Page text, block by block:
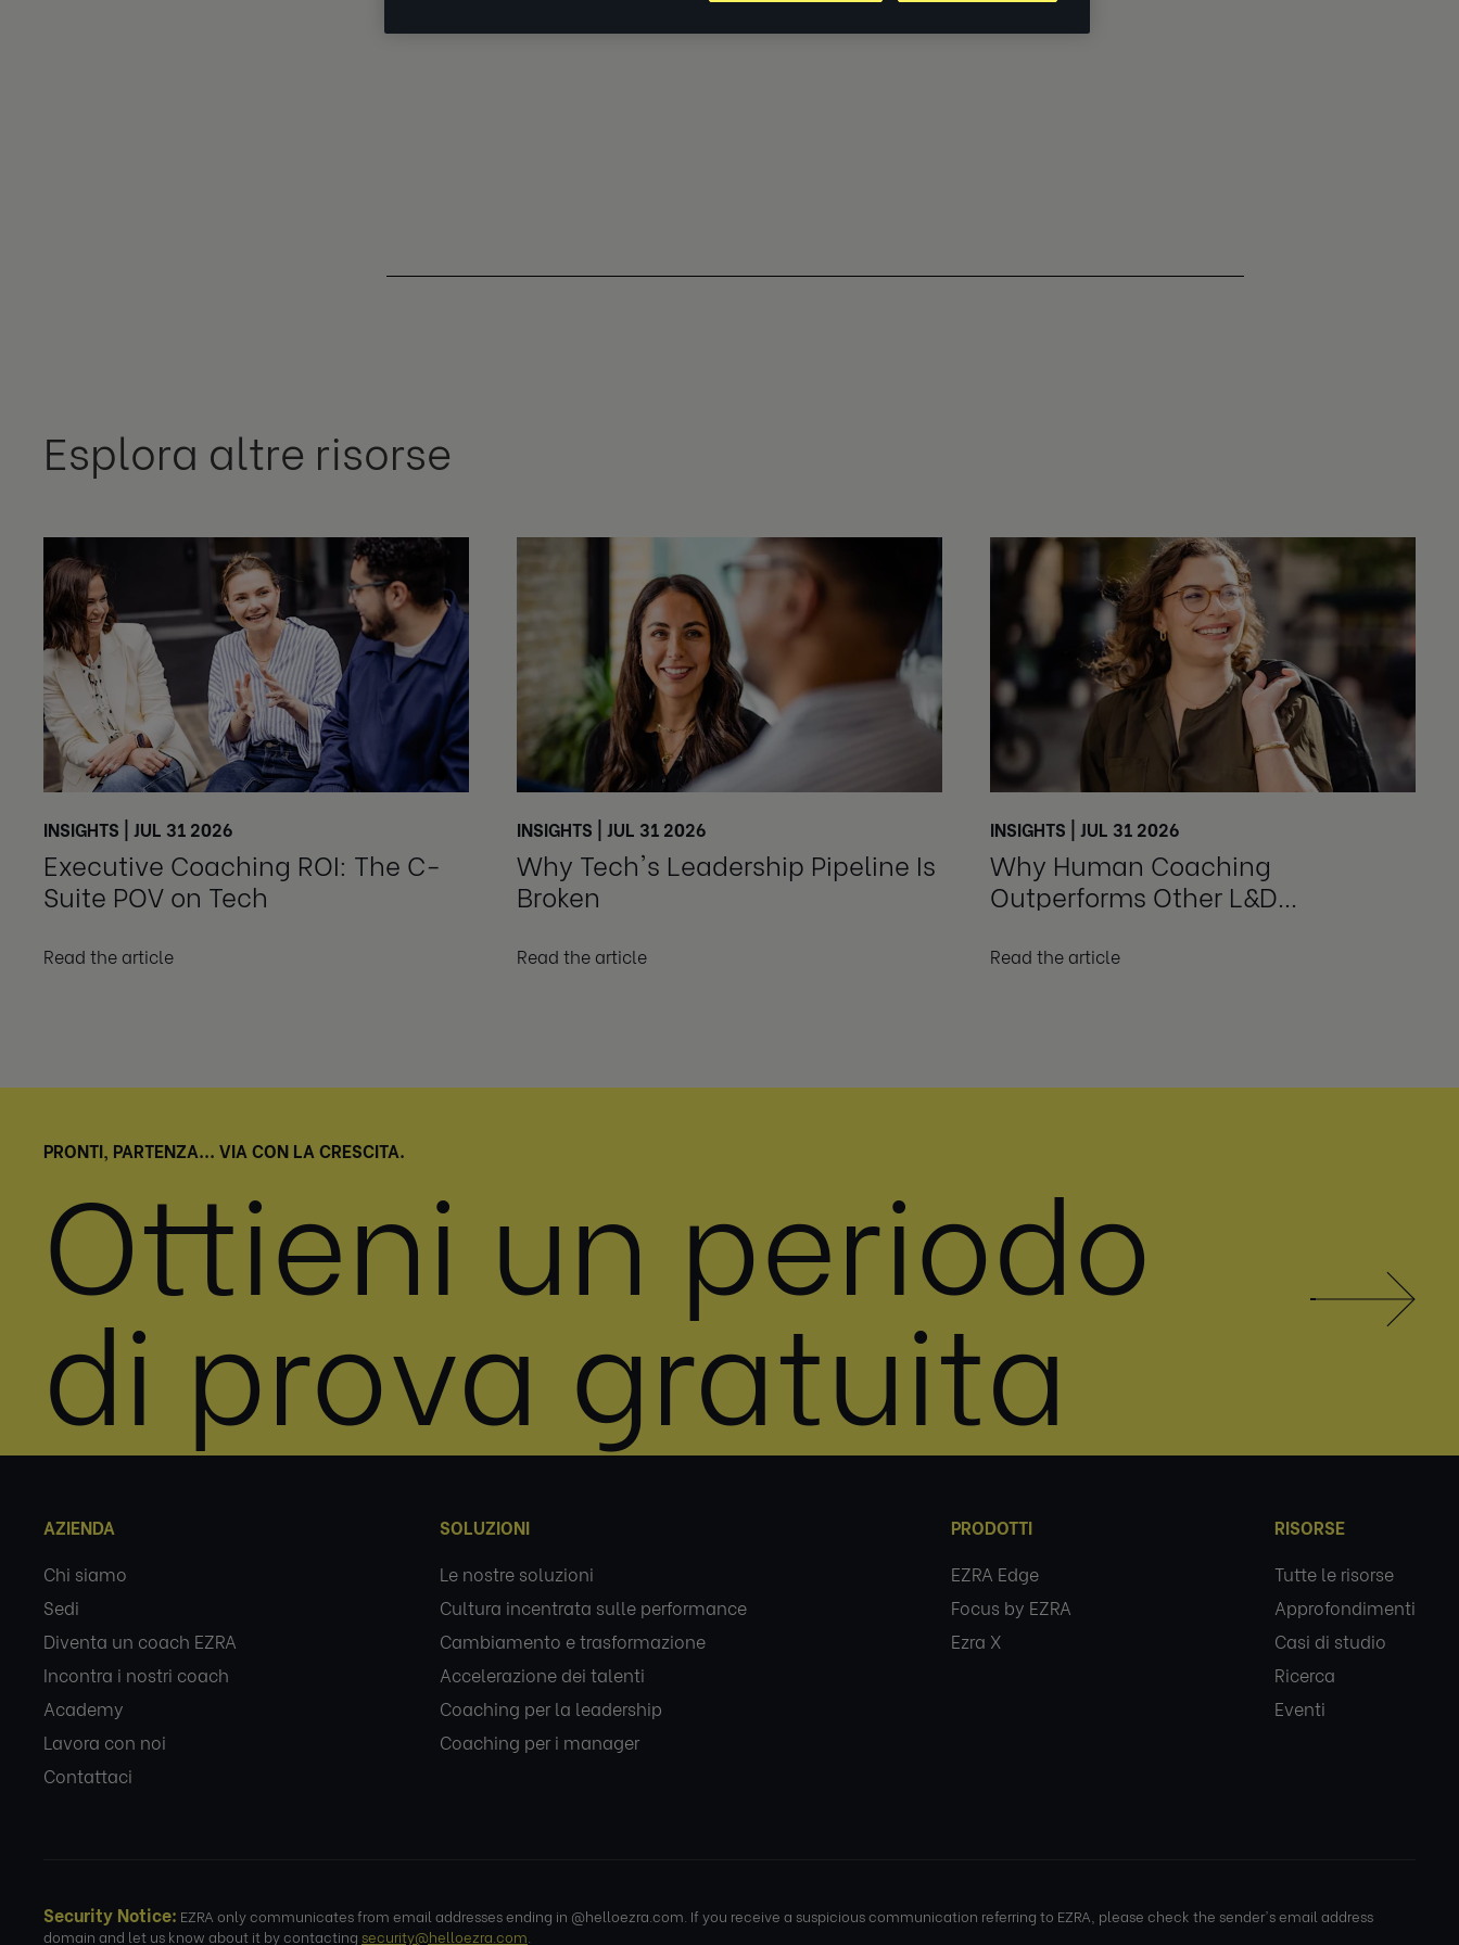
Esplora altre risorse
INSIGHTS | JUL 31 2026
Executive Coaching ROI: The C-
Suite POV on Tech
Read the article
INSIGHTS | JUL 31 2026
Why Tech's Leadership Pipeline Is
Broken
Read the article
INSIGHTS | JUL 31 2026
Why Human Coaching
Outperforms Other L&D
Read the article
PRONTI, PARTENZA... VIA CON LA CRESCITA.
Ottieni un periodo
di prova gratuita
AZIENDA
Chi siamo
Sedi
Diventa un coach EZRA
Incontra i nostri coach
Academy
Lavora con noi
Contattaci
SOLUZIONI
Le nostre soluzioni
Cultura incentrata sulle performance
Cambiamento e trasformazione
Accelerazione dei talenti
Coaching per la leadership
Coaching per i manager
PRODOTTI
EZRA Edge
Focus by EZRA
Ezra X
RISORSE
Tutte le risorse
Approfondimenti
Casi di studio
Ricerca
Eventi
Security Notice: EZRA only communicates from email addresses ending in @helloezra.com. If you receive a suspicious communication referring to EZRA, please check the sender's email address
domain and let us know about it by contacting security@helloezra.com